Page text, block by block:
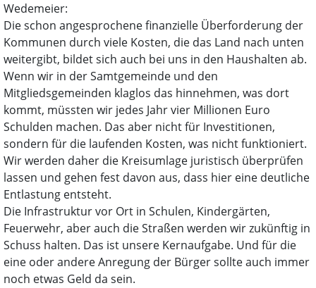
Wedemeier:
Die schon angesprochene finanzielle Überforderung der
Kommunen durch viele Kosten, die das Land nach unten
weitergibt, bildet sich auch bei uns in den Haushalten ab.
Wenn wir in der Samtgemeinde und den
Mitgliedsgemeinden klaglos das hinnehmen, was dort
kommt, müssten wir jedes Jahr vier Millionen Euro
Schulden machen. Das aber nicht für Investitionen,
sondern für die laufenden Kosten, was nicht funktioniert.
Wir werden daher die Kreisumlage juristisch überprüfen
lassen und gehen fest davon aus, dass hier eine deutliche
Entlastung entsteht.
Die Infrastruktur vor Ort in Schulen, Kindergärten,
Feuerwehr, aber auch die Straßen werden wir zukünftig in
Schuss halten. Das ist unsere Kernaufgabe. Und für die
eine oder andere Anregung der Bürger sollte auch immer
noch etwas Geld da sein.